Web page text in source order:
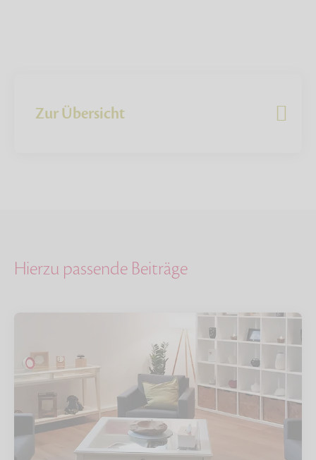
Zur Übersicht
Hierzu passende Beiträge